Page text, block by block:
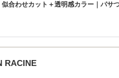
似合わせカット＋透明感カラー｜パサ
RACINE